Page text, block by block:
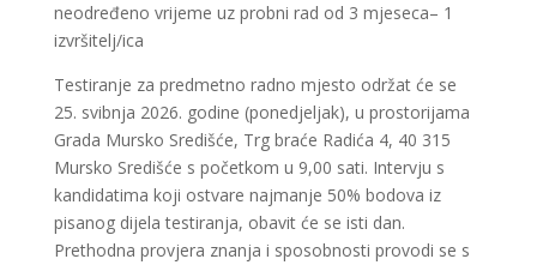
neodređeno vrijeme uz probni rad od 3 mjeseca– 1
izvršitelj/ica
Testiranje za predmetno radno mjesto održat će se
25. svibnja 2026. godine (ponedjeljak), u prostorijama
Grada Mursko Središće, Trg braće Radića 4, 40 315
Mursko Središće s početkom u 9,00 sati. Intervju s
kandidatima koji ostvare najmanje 50% bodova iz
pisanog dijela testiranja, obavit će se isti dan.
Prethodna provjera znanja i sposobnosti provodi se s